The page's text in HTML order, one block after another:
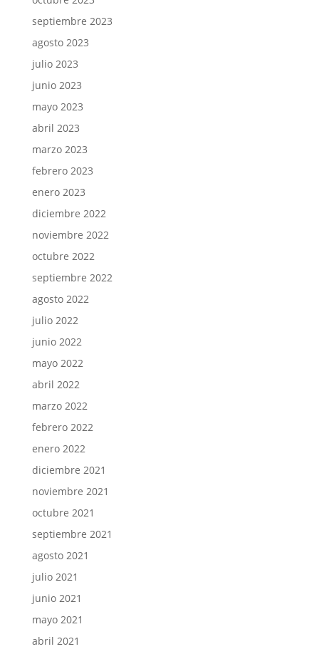
septiembre 2023
agosto 2023
julio 2023
junio 2023
mayo 2023
abril 2023
marzo 2023
febrero 2023
enero 2023
diciembre 2022
noviembre 2022
octubre 2022
septiembre 2022
agosto 2022
julio 2022
junio 2022
mayo 2022
abril 2022
marzo 2022
febrero 2022
enero 2022
diciembre 2021
noviembre 2021
octubre 2021
septiembre 2021
agosto 2021
julio 2021
junio 2021
mayo 2021
abril 2021